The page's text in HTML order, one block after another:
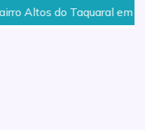
do Taquaral em